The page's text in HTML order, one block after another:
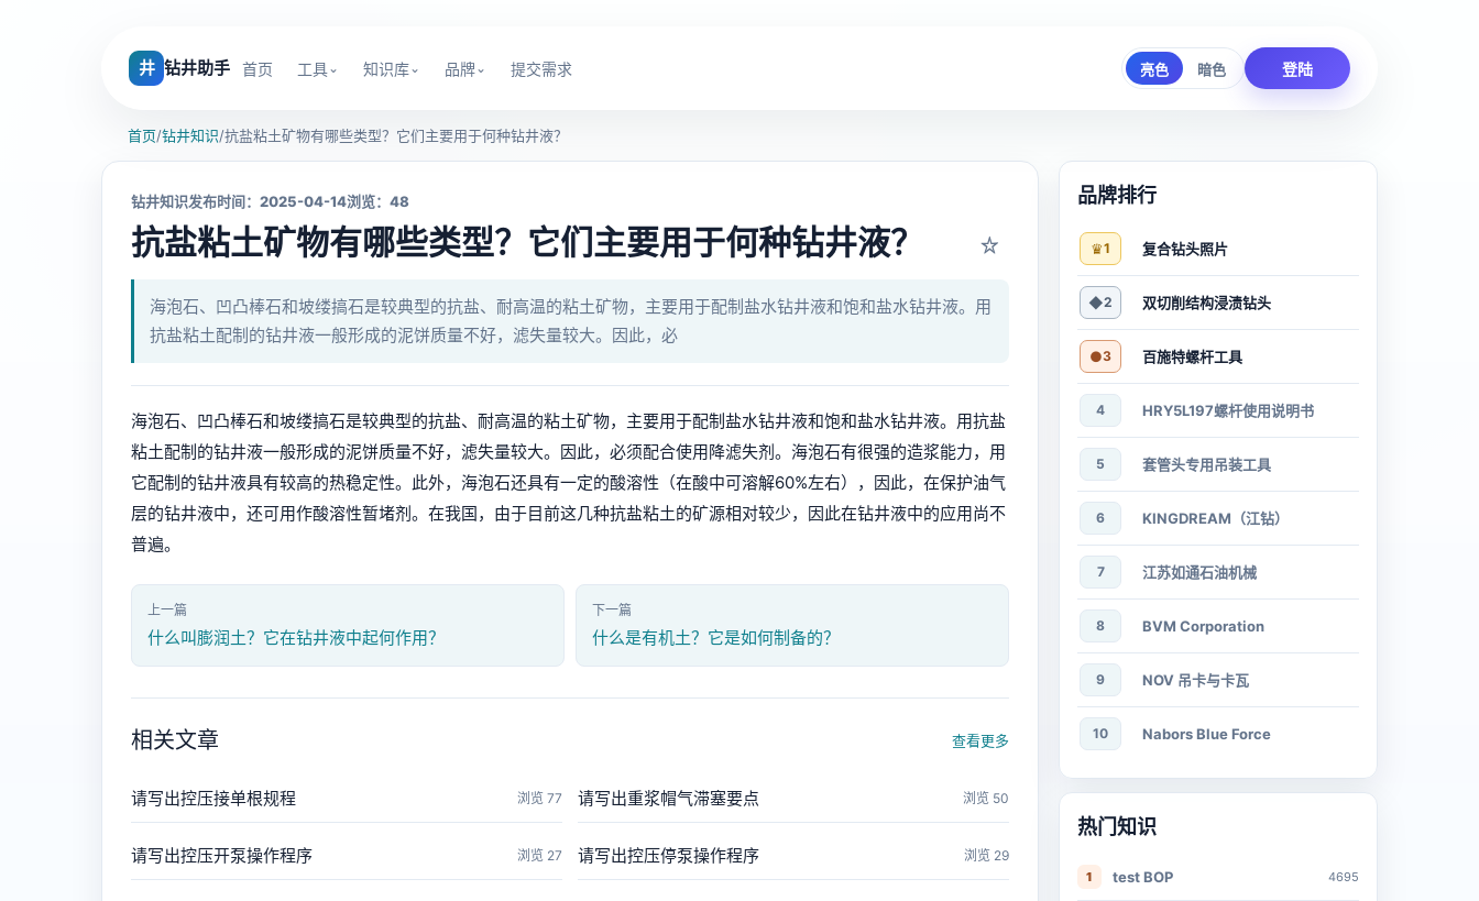
井 钻井助手 首页 工具 知识库 品牌 提交需求 亮色 暗色 登陆
首页/钻井知识/抗盐粘土矿物有哪些类型？它们主要用于何种钻井液？
钻井知识发布时间：2025-04-14浏览：48
抗盐粘土矿物有哪些类型？它们主要用于何种钻井液？ ☆
海泡石、凹凸棒石和坡缕搞石是较典型的抗盐、耐高温的粘土矿物，主要用于配制盐水钻井液和饱和盐水钻井液。用
抗盐粘土配制的钻井液一般形成的泥饼质量不好，滤失量较大。因此，必
海泡石、凹凸棒石和坡缕搞石是较典型的抗盐、耐高温的粘土矿物，主要用于配制盐水钻井液和饱和盐水钻井液。用抗盐
粘土配制的钻井液一般形成的泥饼质量不好，滤失量较大。因此，必须配合使用降滤失剂。海泡石有很强的造浆能力，用
它配制的钻井液具有较高的热稳定性。此外，海泡石还具有一定的酸溶性（在酸中可溶解60%左右），因此，在保护油气
层的钻井液中，还可用作酸溶性暂堵剂。在我国，由于目前这几种抗盐粘土的矿源相对较少，因此在钻井液中的应用尚不
普遍。
上一篇
什么叫膨润土？它在钻井液中起何作用？
下一篇
什么是有机土？它是如何制备的？
相关文章 查看更多
请写出控压接单根规程 浏览 77 请写出重浆帽气滞塞要点 浏览 50
请写出控压开泵操作程序 浏览 27 请写出控压停泵操作程序 浏览 29
品牌排行
♛1 复合钻头照片
◆2 双切削结构浸渍钻头
●3 百施特螺杆工具
4 HRY5L197螺杆使用说明书
5 套管头专用吊装工具
6 KINGDREAM（江钻）
7 江苏如通石油机械
8 BVM Corporation
9 NOV 吊卡与卡瓦
10 Nabors Blue Force
热门知识
1 test BOP 4695